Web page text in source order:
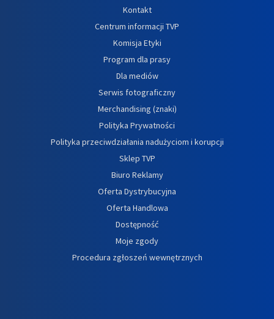
Kontakt
Centrum informacji TVP
Komisja Etyki
Program dla prasy
Dla mediów
Serwis fotograficzny
Merchandising (znaki)
Polityka Prywatności
Polityka przeciwdziałania nadużyciom i korupcji
Sklep TVP
Biuro Reklamy
Oferta Dystrybucyjna
Oferta Handlowa
Dostępność
Moje zgody
Procedura zgłoszeń wewnętrznych